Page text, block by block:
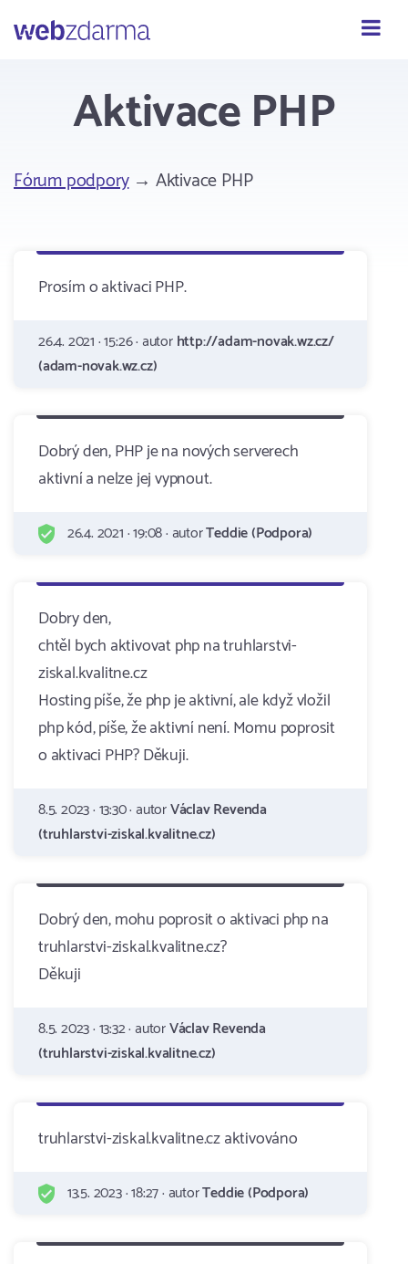
Webzdarma
Aktivace PHP
Fórum podpory→ Aktivace PHP
Prosím o aktivaci PHP.
26.4. 2021 · 15:26 · autorhttp://adam-novak.wz.cz/
(adam-novak.wz.cz)
Dobrý den, PHP je na nových serverech
aktivní a nelze jej vypnout.
26.4. 2021 · 19:08 · autorTeddie (Podpora)
Dobry den,
chtěl bych aktivovat php na truhlarstvi-
ziskal.kvalitne.cz
Hosting píše, že php je aktivní, ale když vložil
php kód, píše, že aktivní není. Momu poprosit
o aktivaci PHP? Děkuji.
8.5. 2023 · 13:30 · autorVáclav Revenda
(truhlarstvi-ziskal.kvalitne.cz)
Dobrý den, mohu poprosit o aktivaci php na
truhlarstvi-ziskal.kvalitne.cz?
Děkuji
8.5. 2023 · 13:32 · autorVáclav Revenda
(truhlarstvi-ziskal.kvalitne.cz)
truhlarstvi-ziskal.kvalitne.cz aktivováno
13.5. 2023 · 18:27 · autorTeddie (Podpora)